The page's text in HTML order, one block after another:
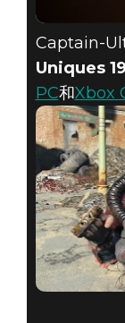
Captain-
Uniques
PC和Xbox